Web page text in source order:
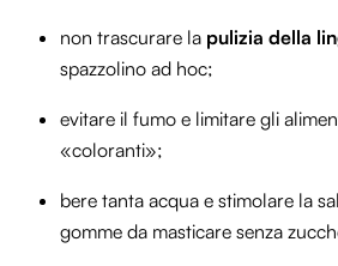
non trascurare la pulizia della
spazzolino ad hoc;
evitare il fumo e limitare gli
«coloranti»;
bere tanta acqua e stimolare la
gomme da masticare senza